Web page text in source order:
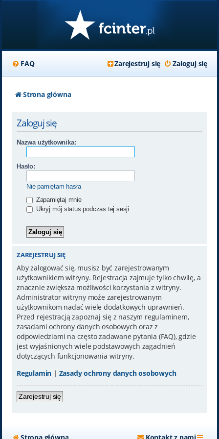
FAQ Zaloguj się
Zarejestruj się
Strona główna
Zaloguj się
Nazwa użytkownika:
Hasło:
Nie pamiętam hasła
Zapamiętaj mnie
Ukryj mój status podczas tej sesji
ZAREJESTRUJ SIĘ
Aby zalogować się, musisz być zarejestrowanym
użytkownikiem witryny. Rejestracja zajmuje tylko chwilę, a
znacznie zwiększa możliwości korzystania z witryny.
Administrator witryny może zarejestrowanym
użytkownikom nadać wiele dodatkowych uprawnień.
Przed rejestracją zapoznaj się z naszym regulaminem,
zasadami ochrony danych osobowych oraz z
odpowiedziami na często zadawane pytania (FAQ), gdzie
jest wyjaśnionych wiele podstawowych zagadnień
dotyczących funkcjonowania witryny.
Regulamin | Zasady ochrony danych osobowych
Zarejestruj się
Strona główna Kontakt z nami